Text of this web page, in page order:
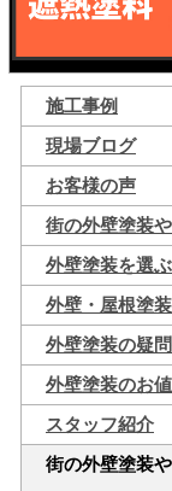
施工事例
現場ブログ
お客様の声
街の外壁塗装
外壁塗装を選
外壁・屋根塗
外壁塗装の疑
外壁塗装のお
スタッフ紹介
街の外壁塗装